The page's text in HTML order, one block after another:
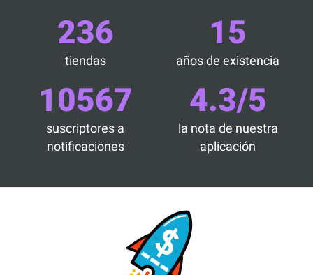
236
tiendas
15
años de existencia
10567
suscriptores a
notificaciones
4.3/5
la nota de nuestra
aplicación